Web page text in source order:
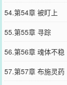
54.第54章 被盯上
55.第55章 寻踪
56.第56章 魂体不稳
57.第57章 布施灵药